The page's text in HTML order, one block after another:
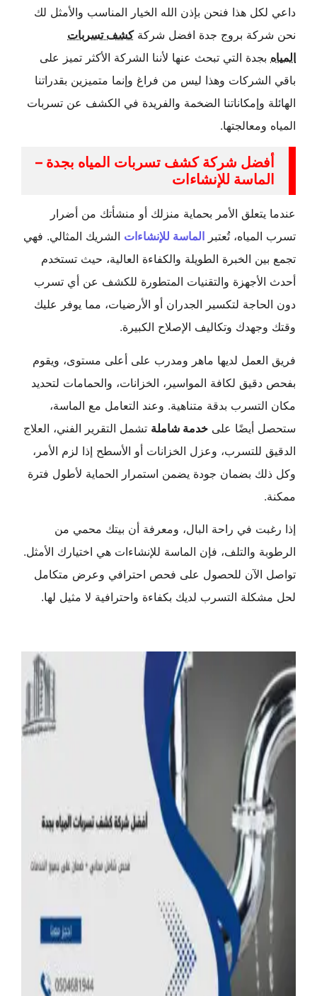
داعي لكل هذا فنحن بإذن الله الخيار المناسب والأمثل لك
نحن شركة بروج جدة افضل شركةكشف تسربات
المياه بجدة التي تبحث عنها لأننا الشركة الأكثر تميز على
باقي الشركات وهذا ليس من فراغ وإنما متميزين بقدراتنا
الهائلة وإمكاناتنا الضخمة والفريدة في الكشف عن تسربات
المياه ومعالجتها.
أفضل شركة كشف تسربات المياه بجدة –
الماسة للإنشاءات
عندما يتعلق الأمر بحماية منزلك أو منشأتك من أضرار
تسرب المياه، تُعتبر الماسة للإنشاءات الشريك المثالي. فهي
تجمع بين الخبرة الطويلة والكفاءة العالية، حيث تستخدم
أحدث الأجهزة والتقنيات المتطورة للكشف عن أي تسرب
دون الحاجة لتكسير الجدران أو الأرضيات، مما يوفر عليك
وقتك وجهدك وتكاليف الإصلاح الكبيرة.
فريق العمل لديها ماهر ومدرب على أعلى مستوى، ويقوم
بفحص دقيق لكافة المواسير، الخزانات، والحمامات لتحديد
مكان التسرب بدقة متناهية. وعند التعامل مع الماسة،
ستحصل أيضًا على خدمة شاملة تشمل التقرير الفني، العلاج
الدقيق للتسرب، وعزل الخزانات أو الأسطح إذا لزم الأمر،
وكل ذلك بضمان جودة يضمن استمرار الحماية لأطول فترة
ممكنة.
إذا رغبت في راحة البال، ومعرفة أن بيتك محمي من
الرطوبة والتلف، فإن الماسة للإنشاءات هي اختيارك الأمثل.
تواصل الآن للحصول على فحص احترافي وعرض متكامل
لحل مشكلة التسرب لديك بكفاءة واحترافية لا مثيل لها.